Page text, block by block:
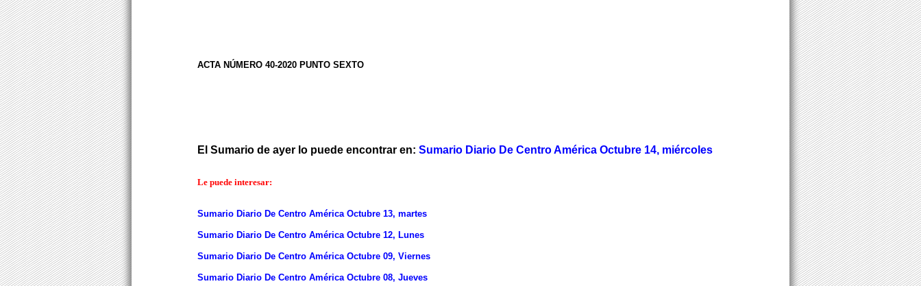
ACTA NÚMERO 40-2020 PUNTO SEXTO
El Sumario de ayer lo puede encontrar en: Sumario Diario De Centro América Octubre 14, miércoles
Le puede interesar:
Sumario Diario De Centro América Octubre 13, martes
Sumario Diario De Centro América Octubre 12, Lunes
Sumario Diario De Centro América Octubre 09, Viernes
Sumario Diario De Centro América Octubre 08, Jueves